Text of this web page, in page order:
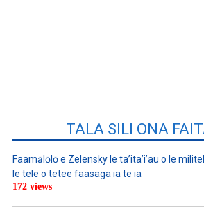
TALA SILI ONA
Faamālōlō e Zelensky le ta’ita’i’au o le
le tele o tetee faasaga ia te ia
172 views